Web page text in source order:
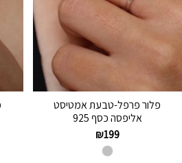
פלור פרפל-טבעת אמטיסט
אליפסה כסף 925
₪199